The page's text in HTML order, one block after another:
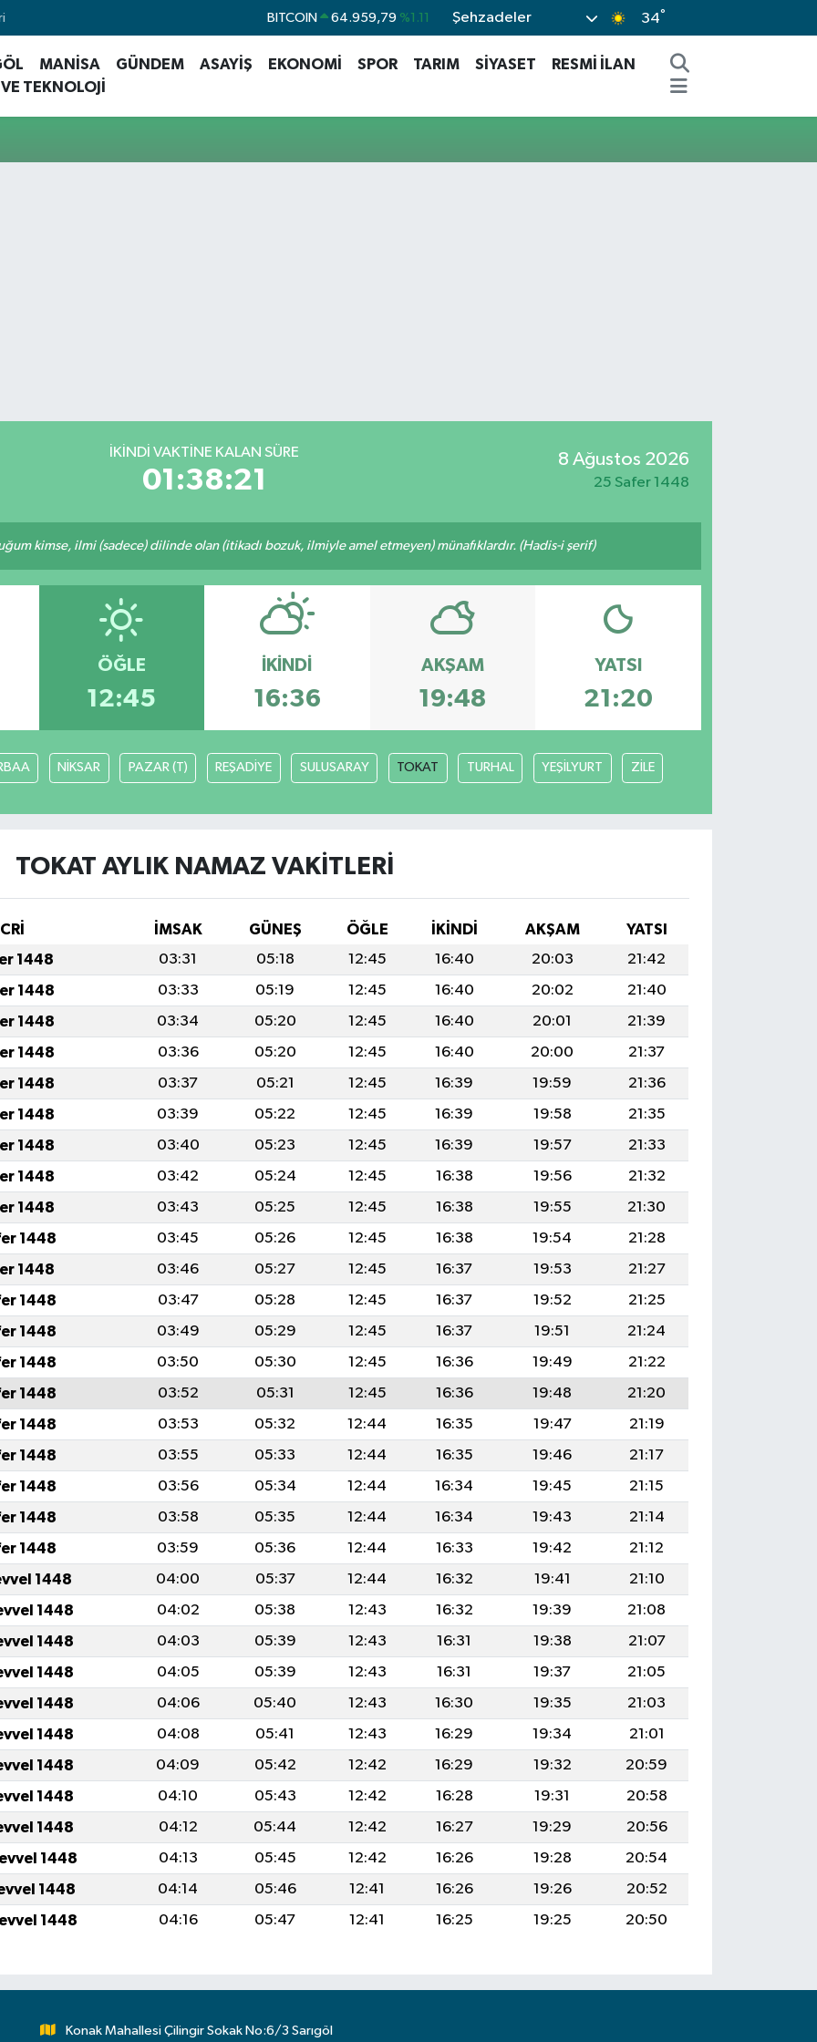
BITCOIN 64.959,79 %1.11
STERLİN 64,4811 %0.38
Şehzadeler 34°
MANİSA GÜNDEM ASAYİŞ EKONOMİ SPOR TARIM SİYASET
RESMİ İLAN
TEKNOLOJİ
İKINDI VAKTINE KALAN SÜRE
01:38:21
8 Ağustos 2026
25 Safer 1448
kimse, ilmi (sadece) dilinde olan (itikadı bozuk, ilmiyle amel etmeyen) münafıklardır. (Hadis-i şerif)
ÖĞLE
12:45
İKINDI
16:36
AKŞAM
19:48
YATSI
21:20
NİKSAR PAZAR (T) REŞADİYE SULUSARAY TOKAT TURHAL YEŞİLYURT ZİLE
TOKAT AYLIK NAMAZ VAKITLERI
İMSAK GÜNEŞ ÖĞLE İKINDI AKŞAM
YATSI
1448 03:31 05:18 12:45 16:40 20:03
21:42
1448 03:33 05:19 12:45 16:40 20:02
21:40
1448 03:34 05:20 12:45 16:40 20:01
21:39
1448 03:36 05:20 12:45 16:40 20:00
21:37
1448 03:37 05:21 12:45 16:39 19:59
21:36
1448 03:39 05:22 12:45 16:39 19:58
21:35
1448 03:40 05:23 12:45 16:39 19:57
21:33
1448 03:42 05:24 12:45 16:38 19:56
21:32
1448 03:43 05:25 12:45 16:38 19:55
21:30
1448 03:45 05:26 12:45 16:38 19:54
21:28
1448 03:46 05:27 12:45 16:37 19:53
21:27
1448 03:47 05:28 12:45 16:37 19:52
21:25
1448 03:49 05:29 12:45 16:37 19:51
21:24
1448 03:50 05:30 12:45 16:36 19:49
21:22
1448 03:52 05:31 12:45 16:36 19:48
21:20
1448 03:53 05:32 12:44 16:35 19:47
21:19
1448 03:55 05:33 12:44 16:35 19:46
21:17
1448 03:56 05:34 12:44 16:34 19:45
21:15
1448 03:58 05:35 12:44 16:34 19:43
21:14
1448 03:59 05:36 12:44 16:33 19:42
21:12
1448 04:00 05:37 12:44 16:32 19:41
21:10
1448 04:02 05:38 12:43 16:32 19:39
21:08
1448 04:03 05:39 12:43 16:31 19:38
21:07
1448 04:05 05:39 12:43 16:31 19:37
21:05
1448 04:06 05:40 12:43 16:30 19:35
21:03
1448 04:08 05:41 12:43 16:29 19:34
21:01
1448 04:09 05:42 12:42 16:29 19:32
20:59
1448 04:10 05:43 12:42 16:28 19:31
20:58
1448 04:12 05:44 12:42 16:27 19:29
20:56
1448 04:13 05:45 12:42 16:26 19:28
20:54
1448 04:14 05:46 12:41 16:26 19:26
20:52
1448 04:16 05:47 12:41 16:25 19:25 20:50
Konak Mahallesi Çilingir Sokak No:6/3 Sarıgöl